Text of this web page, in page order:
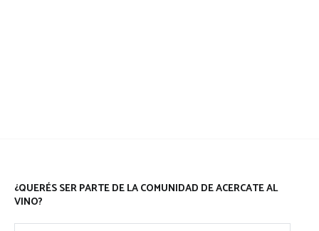
¿QUERÉS SER PARTE DE LA COMUNIDAD DE ACERCATE AL
VINO?